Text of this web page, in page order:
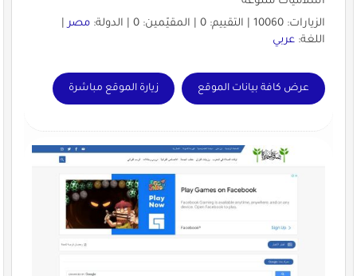
الزيارات: 10060 | التقييم: 0 | المقيّمين: 0 | الدولة:
مصر|
اللغة: عربي
عرض كافة بيانات الموقع زيارة الموقع مباشرة